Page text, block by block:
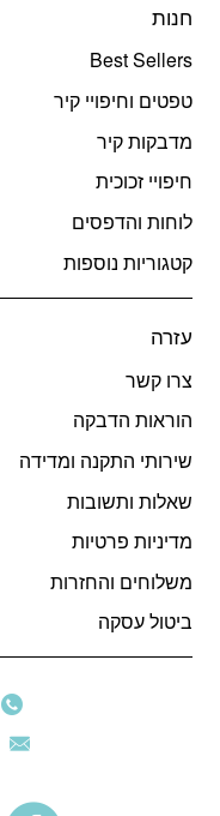
חנות
Best Sellers
טפטים וחיפויי קיר
מדבקות קיר
חיפויי זכוכית
לוחות והדפסים
קטגוריות נוספות
עזרה
צרו קשר
הוראות הדבקה
שירותי התקנה ומדידה
שאלות ותשובות
מדיניות פרטיות
משלוחים והחזרות
ביטול עסקה